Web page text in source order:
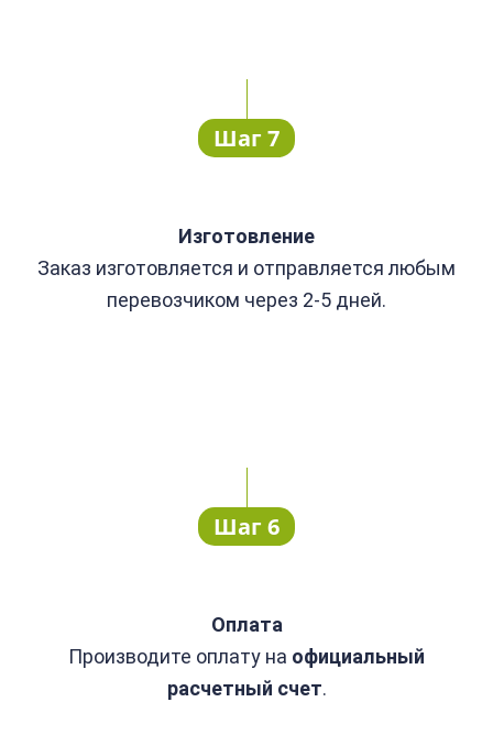
Шаг 7
Изготовление
Заказ изготовляется и отправляется любым
перевозчиком через 2-5 дней.
Шаг 6
Оплата
Производите оплату на официальный
расчетный счет.